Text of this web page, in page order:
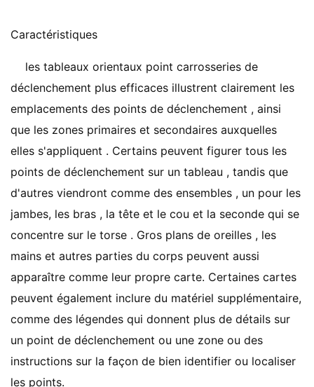
Caractéristiques
les tableaux orientaux point carrosseries de
déclenchement plus efficaces illustrent clairement les
emplacements des points de déclenchement , ainsi
que les zones primaires et secondaires auxquelles
elles s'appliquent . Certains peuvent figurer tous les
points de déclenchement sur ​​un tableau , tandis que
d'autres viendront comme des ensembles , un pour les
jambes, les bras , la tête et le cou et la seconde qui se
concentre sur le torse . Gros plans de oreilles , les
mains et autres parties du corps peuvent aussi
apparaître comme leur propre carte. Certaines cartes
peuvent également inclure du matériel supplémentaire,
comme des légendes qui donnent plus de détails sur
un point de déclenchement ou une zone ou des
instructions sur la façon de bien identifier ou localiser
les points.